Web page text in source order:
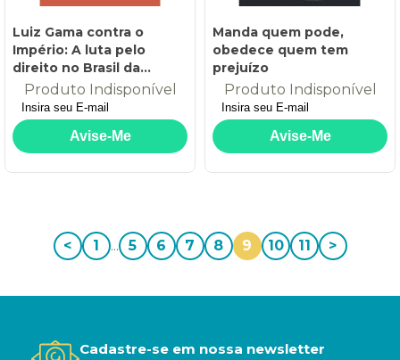
Luiz Gama contra o
Império: A luta pelo
direito no Brasil da
Escravidão
Produto Indisponível
Manda quem pode,
obedece quem tem
prejuízo
Produto Indisponível
< 1 ... 5 6 7 8 9 10 11 >
Cadastre-se em nossa newsletter